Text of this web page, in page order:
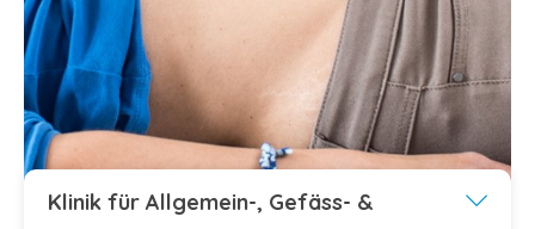
Klinik für Allgemein-, Gefäss- &